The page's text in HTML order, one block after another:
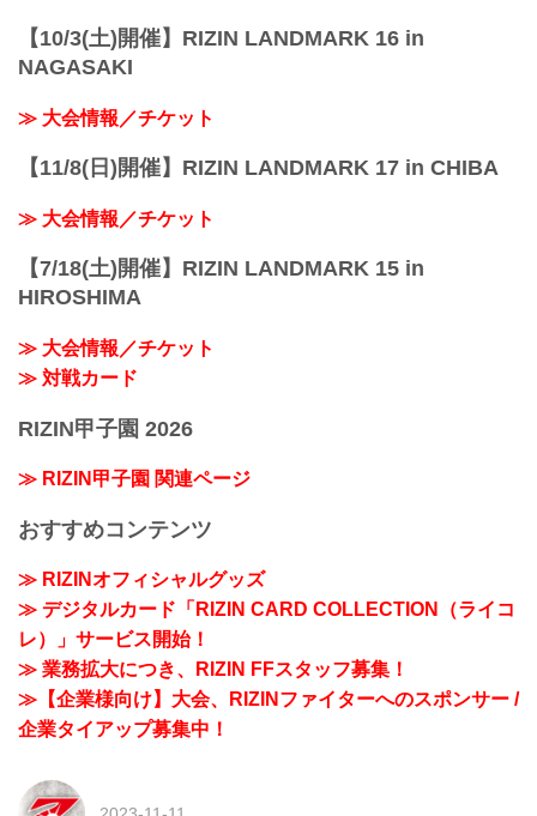
【10/3(土)開催】RIZIN LANDMARK 16 in
NAGASAKI
≫ 大会情報／チケット
【11/8(日)開催】RIZIN LANDMARK 17 in CHIBA
≫ 大会情報／チケット
【7/18(土)開催】RIZIN LANDMARK 15 in
HIROSHIMA
≫ 大会情報／チケット
≫ 対戦カード
RIZIN甲子園 2026
≫ RIZIN甲子園 関連ページ
おすすめコンテンツ
≫ RIZINオフィシャルグッズ
≫ デジタルカード「RIZIN CARD COLLECTION（ライコ
レ）」サービス開始！
≫ 業務拡大につき、RIZIN FFスタッフ募集！
≫【企業様向け】大会、RIZINファイターへのスポンサー /
企業タイアップ募集中！